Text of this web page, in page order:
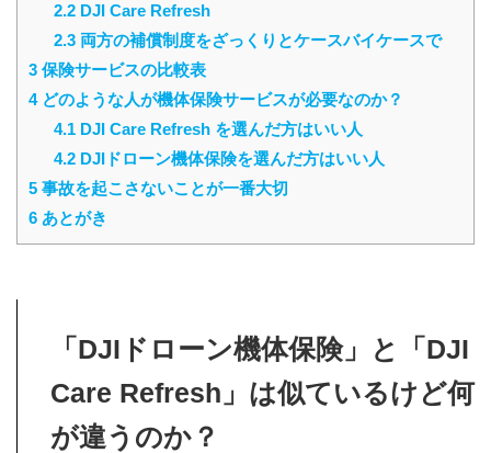
2.2DJI Care Refresh
2.3両方の補償制度をざっくりとケースバイケースで
3 保険サービスの比較表
4どのような人が機体保険サービスが必要なのか？
4.1DJI Care Refresh を選んだ方はいい人
4.2DJIドローン機体保険を選んだ方はいい人
5 事故を起こさないことが一番大切
6 あとがき
「DJIドローン機体保険」と「DJI
Care Refresh」は似ているけど何
が違うのか？